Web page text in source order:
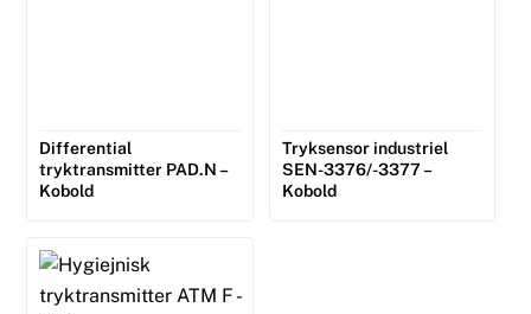
Differential
tryktransmitter PAD.N –
Kobold
Tryksensor industriel
SEN-3376/-3377 –
Kobold